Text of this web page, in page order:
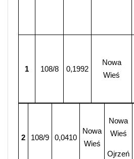
1 108/8 0,1992
Nowa
Wieś
2 108/9 0,0410
Nowa
Wieś
Nowa
Wieś
Ojrzeń